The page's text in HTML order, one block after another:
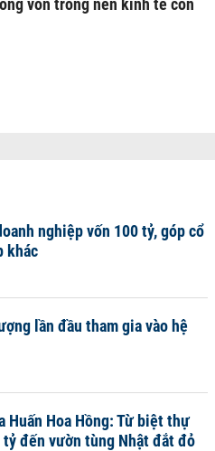
vốn trong nền kinh tế còn
nghiệp vốn 100 tỷ, góp cổ
khác
lần đầu tham gia vào hệ
Huấn Hoa Hồng: Từ biệt thự
đến vườn tùng Nhật đắt đỏ